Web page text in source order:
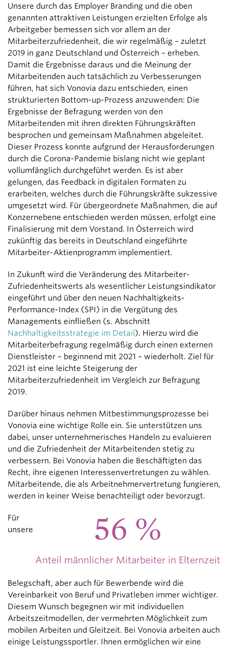
Unsere durch das Employer Branding und die oben
genannten attraktiven Leistungen erzielten Erfolge als
Arbeitgeber bemessen sich vor allem an der
Mitarbeiterzufriedenheit, die wir regelmäßig – zuletzt
2019 in ganz Deutschland und Österreich – erheben.
Damit die Ergebnisse daraus und die Meinung der
Mitarbeitenden auch tatsächlich zu Verbesserungen
führen, hat sich Vonovia dazu entschieden, einen
strukturierten Bottom-up-Prozess anzuwenden: Die
Ergebnisse der Befragung werden von den
Mitarbeitenden mit ihren direkten Führungskräften
besprochen und gemeinsam Maßnahmen abgeleitet.
Dieser Prozess konnte aufgrund der Herausforderungen
durch die Corona-Pandemie bislang nicht wie geplant
vollumfänglich durchgeführt werden. Es ist aber
gelungen, das Feedback in digitalen Formaten zu
erarbeiten, welches durch die Führungskräfte sukzessive
umgesetzt wird. Für übergeordnete Maßnahmen, die auf
Konzernebene entschieden werden müssen, erfolgt eine
Finalisierung mit dem Vorstand. In Österreich wird
zukünftig das bereits in Deutschland eingeführte
Mitarbeiter-Aktienprogramm implementiert.
In Zukunft wird die Veränderung des Mitarbeiter-
Zufriedenheitswerts als wesentlicher Leistungsindikator
eingeführt und über den neuen Nachhaltigkeits-
Performance-Index (SPI) in die Vergütung des
Managements einfließen (s. Abschnitt
Nachhaltigkeitsstrategie im Detail ). Hierzu wird die
Mitarbeiterbefragung regelmäßig durch einen externen
Dienstleister – beginnend mit 2021 – wiederholt. Ziel für
2021 ist eine leichte Steigerung der
Mitarbeiterzufriedenheit im Vergleich zur Befragung
2019.
Darüber hinaus nehmen Mitbestimmungsprozesse bei
Vonovia eine wichtige Rolle ein. Sie unterstützen uns
dabei, unser unternehmerisches Handeln zu evaluieren
und die Zufriedenheit der Mitarbeitenden stetig zu
verbessern. Bei Vonovia haben die Beschäftigten das
Recht, ihre eigenen Interessenvertretungen zu wählen.
Mitarbeitende, die als Arbeitnehmervertretung fungieren,
werden in keiner Weise benachteiligt oder bevorzugt.
56 %
Anteil männlicher Mitarbeiter in Elternzeit
Für
unsere
Belegschaft, aber auch für Bewerbende wird die
Vereinbarkeit von Beruf und Privatleben immer wichtiger.
Diesem Wunsch begegnen wir mit individuellen
Arbeitszeitmodellen, der vermehrten Möglichkeit zum
mobilen Arbeiten und Gleitzeit. Bei Vonovia arbeiten auch
einige Leistungssportler. Ihnen ermöglichen wir eine